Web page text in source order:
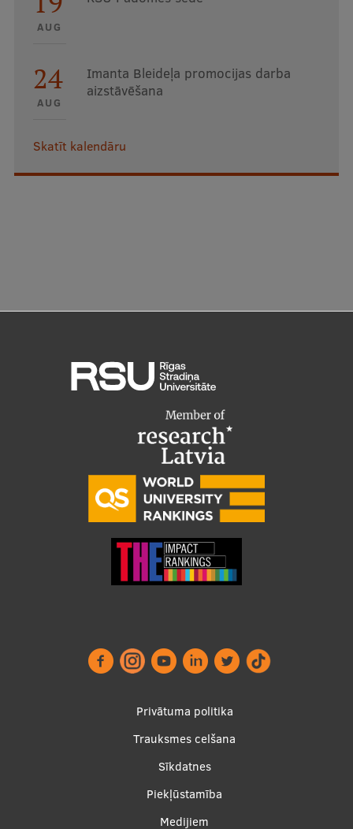
AUG
24
AUG
Imanta Bleideļa promocijas darba
aizstāvēšana
Skatīt kalendāru
Privātuma politika
Trauksmes celšana
Sīkdatnes
Piekļūstamība
Medijiem